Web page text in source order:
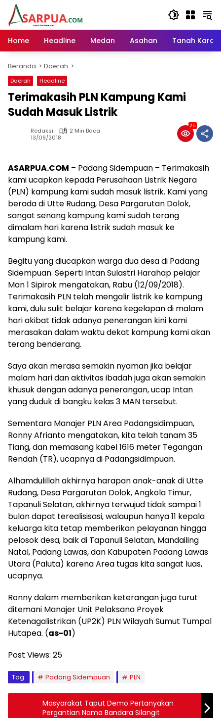
Langsung
konten
Home
Headline Medan Asahan Tanah Karo
Beranda Daerah
Daerah Headline
Terimakasih PLN Kampung Kami
Sudah Masuk Listrik
Redaksi
2 Min Baca
13/09/2018
25
ASARPUA.COM – Padang Sidempuan – Terimakasih
kami ucapkan kepada Perusahaan Listrik Negara
(PLN) kampung kami sudah masuk listrik. Kami yang
berada di Utte Rudang, Desa Pargarutan Dolok,
sangat senang kampung kami sudah terang
dimalam hari karena listrik sudah masuk ke
kampung kami.
Begitu yang diucapkan warga dua desa di Padang
Sidempuan. Seperti Intan Sulastri Harahap pelajar
Man 1 Sipirok mengatakan, Rabu (12/09/2018).
Terimakasih PLN telah mengalir listrik ke kampung
kami, dulu sulit belajar karena kegelapan di malam
hari akibat tidak adanya penerangan kini kami
merasakan dalam waktu dekat kampung kami akan
terang benderang.
Saya akan merasa semakin nyaman jika belajar
malam hari dan aktivitas ibadah juga akan semakin
khusuk dengan adanya penerangan, ucap Intan
yang duduk di bangku kelas 3 MAN tersebut.
Sementara Manajer PLN Area Padangsidimpuan,
Ronny Afrianto mengatakan, kita telah tanam 35
Tiang, dan memasang kabel 1616 meter Tegangan
Rendah (TR), ucapnya di Padangsidimpuan.
Alhamdulillah akhirnya harapan anak-anak di Utte
Rudang, Desa Pargarutan Dolok, Angkola Timur,
Tapanuli Selatan, akhirnya terwujud tidak sampai 1
bulan dapat terealisisasi, walaupun hanya 11 kepala
keluarga kita tetap memberikan pelayanan hingga
pelosok desa, baik di Tapanuli Selatan, Mandailing
Natal, Padang Lawas, dan Kabupaten Padang Lawas
Utara (Paluta) karena Area tugas kita sangat luas,
ucapnya.
Ronny dalam memberikan keterangan juga turut
ditemani Manajer Unit Pelaksana Proyek
Ketenagalistrikan (UP2K) PLN Wilayah Sumut Tumpal
Hutapea. (as-01)
Post Views: 25
Tag: Padang Sidempuan PLN
Masyarakat Taput Demo Pertanyakan
Pergantian Nama Bandara Silangit